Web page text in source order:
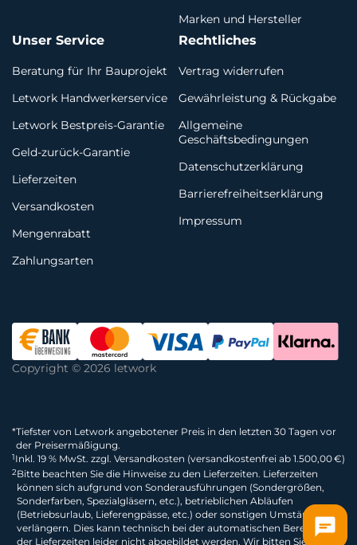
Marken und Hersteller
Unser Service
Beratung für Ihr Bauprojekt
Letwork Handwerkerservice
Letwork Bestpreis-Garantie
Geld-zurück-Garantie
Lieferzeiten
Versandkosten
Mengenrabatt
Zahlungsarten
Rechtliches
Vertrag widerrufen
Gewährleistung & Rückgabe
Allgemeine
Geschäftsbedingungen
Datenschutzerklärung
Barrierefreiheitserklärung
Impressum
Copyright © 2026 letwork
*Tiefster von Letwork angebotener Preis in den letzten 30 Tagen vor
der Preisermäßigung.
1Inkl. 19 % MwSt. zzgl. Versandkosten (versandkostenfrei ab 1.500,00 €)
2Bitte beachten Sie die Hinweise zu den Lieferzeiten. Lieferzeiten
können sich aufgrund von Sonderausführungen (Sondergrößen,
Sonderfarben, Spezialgläsern, etc.), betrieblichen Abläufen
(Betriebsurlaub, Lieferengpässe, etc.) oder sonstigen Umständen
verlängern. Dies kann technisch bei der automatischen Berechnung
der Lieferzeiten leider nicht abgebildet werden. Wir bitten Sie dies zu